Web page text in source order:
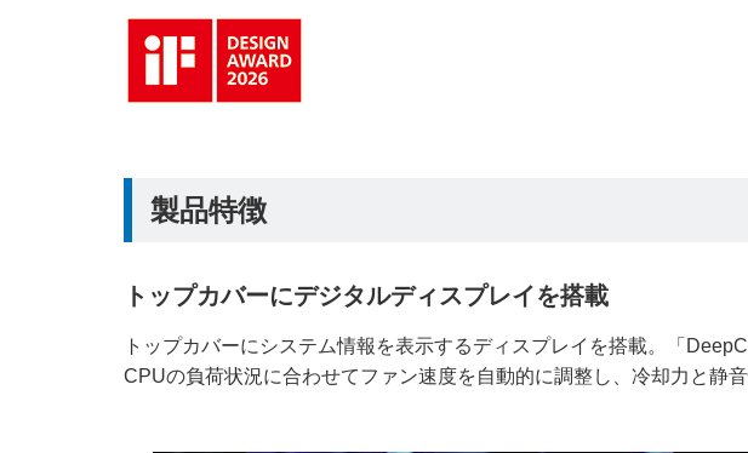
製品特徴
トップカバーにデジタルディスプレイを搭載
トップカバーにシステム情報を表示するディスプレイを搭載。「
CPUの負荷状況に合わせてファン速度を自動的に調整し、冷却力と静